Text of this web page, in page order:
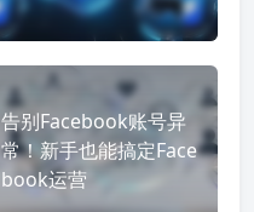
告别Facebook账号异
常！新手也能搞定Face
book运营